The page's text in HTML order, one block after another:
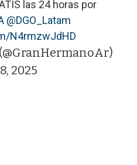
las 24 horas por
@DGO_Latam
N4rmzwJdHD
2025